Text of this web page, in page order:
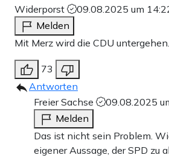
Widerporst
09.08.2025 um
Melden
Mit Merz wird die CDU untergehen.
73
Antworten
Freier Sachse
09.08.2025
Melden
Das ist nicht sein Problem.
eigener Aussage, der SPD zu